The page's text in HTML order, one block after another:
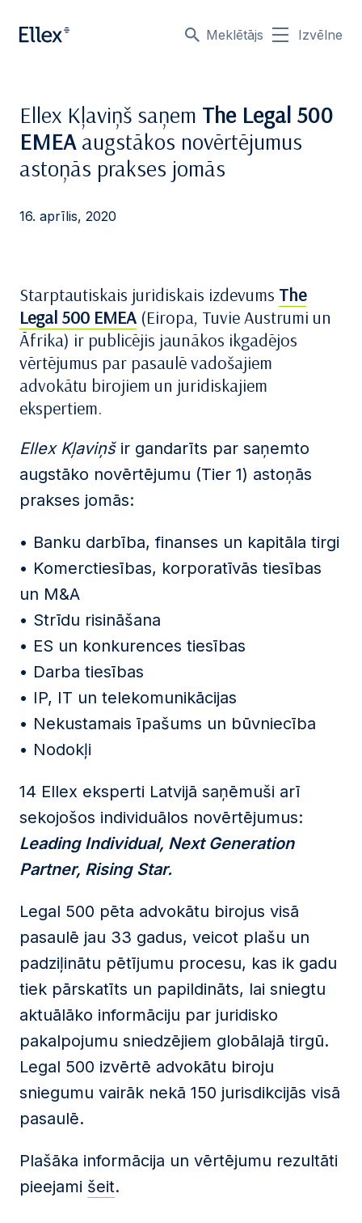
Meklētājs Izvēlne
Ellex Kļaviņš saņem The Legal 500
EMEA augstākos novērtējumus
astoņās prakses jomās
16. aprīlis, 2020
Starptautiskais juridiskais izdevums The
Legal 500 EMEA (Eiropa, Tuvie Austrumi un
Āfrika) ir publicējis jaunākos ikgadējos
vērtējumus par pasaulē vadošajiem
advokātu birojiem un juridiskajiem
ekspertiem.
Ellex Kļaviņšir gandarīts par saņemto
augstāko novērtējumu (Tier 1) astoņās
prakses jomās:
• Banku darbība, finanses un kapitāla tirgi
• Komerctiesības, korporatīvās tiesības
un M&A
• Strīdu risināšana
• ES un konkurences tiesības
• Darba tiesības
• IP, IT un telekomunikācijas
• Nekustamais īpašums un būvniecība
• Nodokļi
14 Ellex eksperti Latvijā saņēmuši arī
sekojošos individuālos novērtējumus:
Leading Individual, Next Generation
Partner, Rising Star.
Legal 500 pēta advokātu birojus visā
pasaulē jau 33 gadus, veicot plašu un
padziļinātu pētījumu procesu, kas ik gadu
tiek pārskatīts un papildināts, lai sniegtu
aktuālāko informāciju par juridisko
pakalpojumu sniedzējiem globālajā tirgū.
Legal 500 izvērtē advokātu biroju
sniegumu vairāk nekā 150 jurisdikcijās visā
pasaulē.
Plašāka informācija un vērtējumu rezultāti
pieejami šeit.